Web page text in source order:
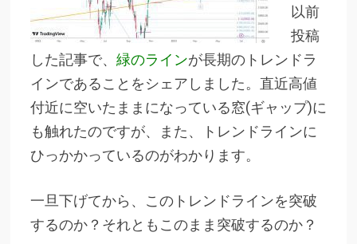
以前
投稿
した記事で、 緑のラインが長期のトレンドラ
インであることをシェアしました。直近高値
付近に空いたままになっている窓(ギャップ)に
も触れたのですが、また、トレンドラインに
ひっかかっているのがわかります。
一旦下げてから、このトレンドラインを突破
するのか？それともこのまま突破するのか？